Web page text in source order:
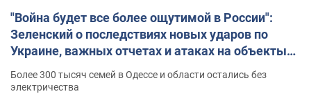
"Война будет все более ощутимой в России":
Зеленский о последствиях новых ударов по
Украине, важных отчетах и атаках на объекты
противника. Видео
Более 300 тысяч семей в Одессе и области остались без
электричества